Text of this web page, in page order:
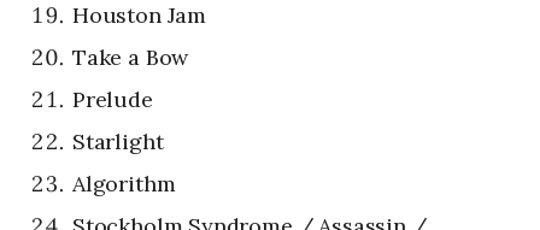
Houston Jam
Take a Bow
Prelude
Starlight
Algorithm